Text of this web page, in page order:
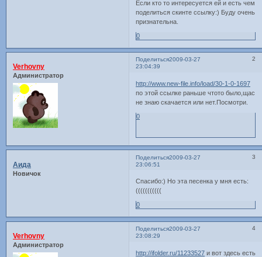
Если кто то интересуется ей и есть чем
поделиться скинте ссылку:) Буду очень
признательна.
0
Поделиться 2
2009-03-27
23:04:39
Verhovny
Администратор
http://www.new-file.info/load/30-1-0-1697
по этой ссылке раньше чтото было,щас
не знаю скачается или нет.Посмотри.
0
Поделиться 3
2009-03-27
23:06:51
Аида
Новичок
Спасибо:) Но эта песенка у мня есть:
(((((((((((
0
Поделиться 4
2009-03-27
23:08:29
Verhovny
Администратор
http://ifolder.ru/11233527 и вот здесь есть